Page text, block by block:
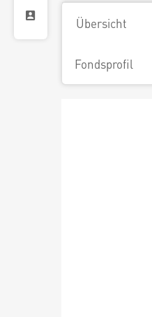
Übersicht
Fondsprofil